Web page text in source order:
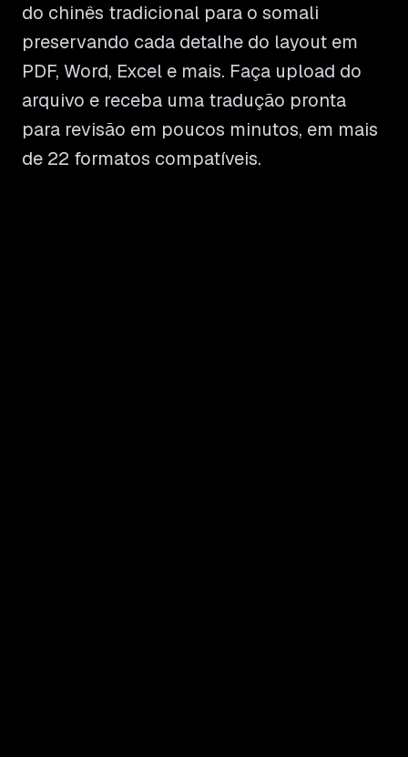
do chinês tradicional para o somali
preservando cada detalhe do layout em
PDF, Word, Excel e mais. Faça upload do
arquivo e receba uma tradução pronta
para revisão em poucos minutos, em mais
de 22 formatos compatíveis.